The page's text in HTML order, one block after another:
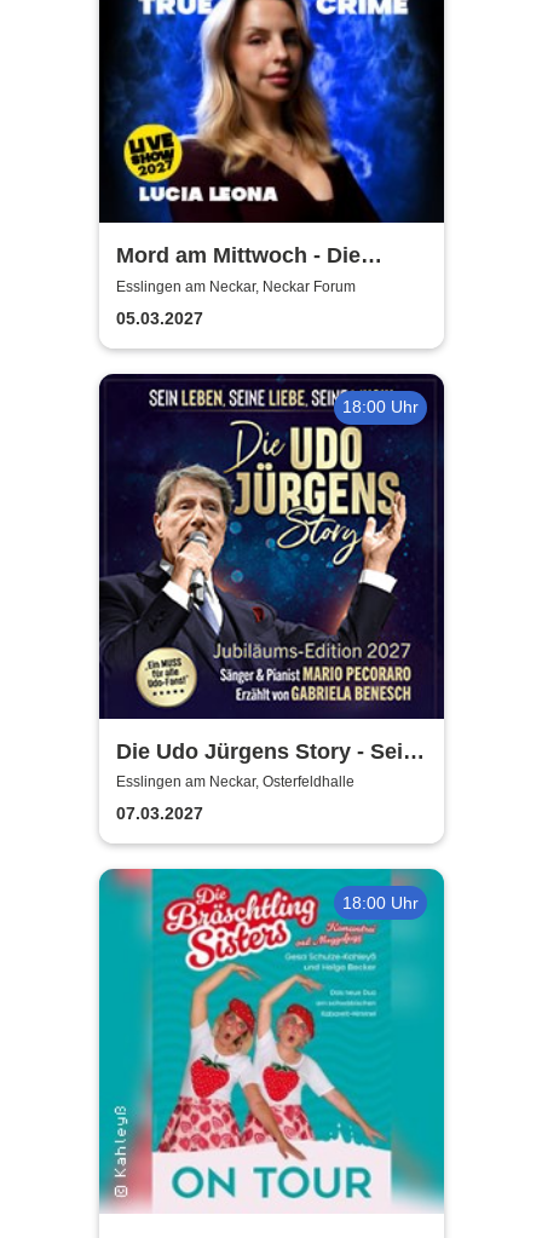
Mord am Mittwoch - Die
Crime Show 2027 - Lucia
Leona
Esslingen am Neckar, Neckar Forum
05.03.2027
18:00 Uhr
Die Udo Jürgens Story - Sein
Leben, seine Liebe, seine
Musik! Konzerte 2027
Esslingen am Neckar, Osterfeldhalle
07.03.2027
18:00 Uhr